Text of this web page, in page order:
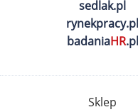
sedlak.pl
rynekpracy.pl
badaniaHR.pl
Sklep